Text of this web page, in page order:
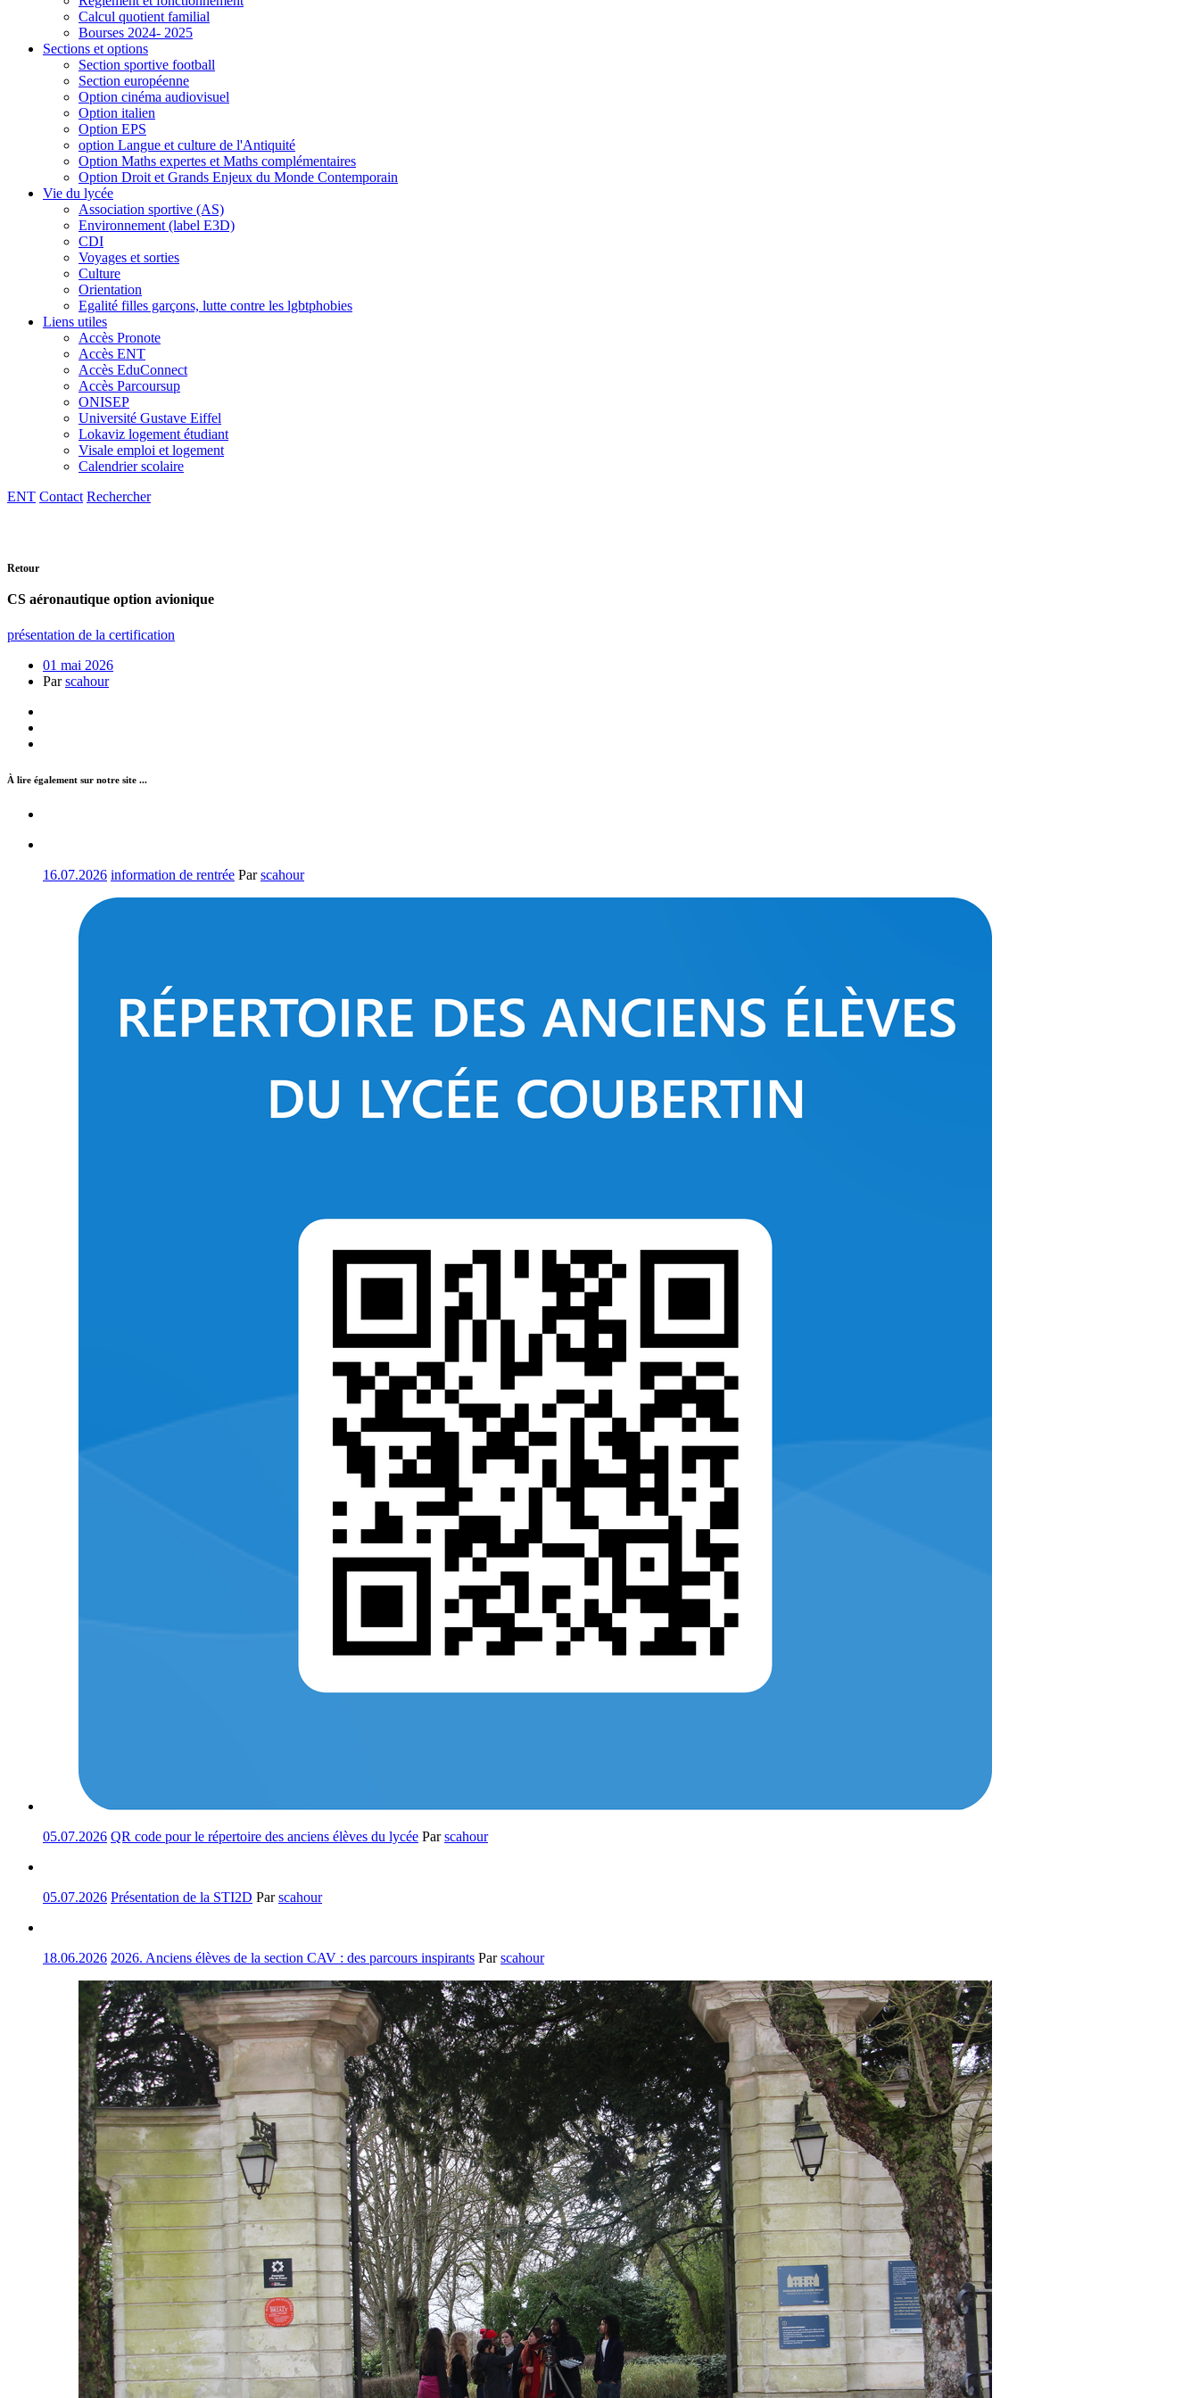
Calcul quotient familial
Bourses 2024- 2025
Sections et options
Section sportive football
Section européenne
Option cinéma audiovisuel
Option italien
Option EPS
option Langue et culture de l'Antiquité
Option Maths expertes et Maths complémentaires
Option Droit et Grands Enjeux du Monde Contemporain
Vie du lycée
Association sportive (AS)
Environnement (label E3D)
CDI
Voyages et sorties
Culture
Orientation
Egalité filles garçons, lutte contre les lgbtphobies
Liens utiles
Accès Pronote
Accès ENT
Accès EduConnect
Accès Parcoursup
ONISEP
Université Gustave Eiffel
Lokaviz logement étudiant
Visale emploi et logement
Calendrier scolaire
ENT Contact Rechercher
Retour
CS aéronautique option avionique
présentation de la certification
01 mai 2026
Parscahour
À lire également sur notre site ...
16.07.2026 information de rentrée Parscahour
05.07.2026 QR code pour le répertoire des anciens élèves du lycée Parscahour
05.07.2026 Présentation de la STI2D Parscahour
18.06.2026 2026. Anciens élèves de la section CAV : des parcours inspirants Parscahour